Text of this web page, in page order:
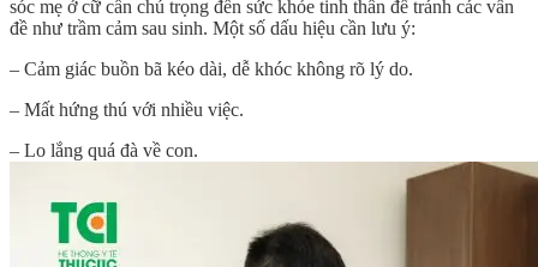
sóc mẹ ở cữ cần chú trọng đến sức khỏe tinh thần để tránh các vấn
đề như trầm cảm sau sinh. Một số dấu hiệu cần lưu ý:
– Cảm giác buồn bã kéo dài, dễ khóc không rõ lý do.
– Mất hứng thú với nhiều việc.
– Lo lắng quá đà về con.